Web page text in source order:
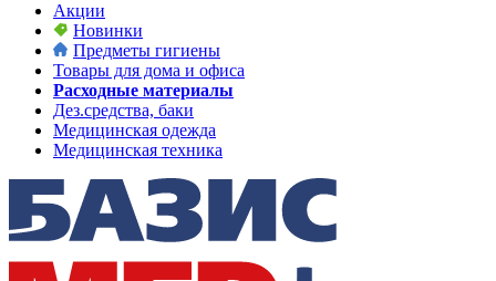
Акции
Новинки
Предметы гигиены
Товары для дома и офиса
Расходные материалы
Дез.средства, баки
Медицинская одежда
Медицинская техника